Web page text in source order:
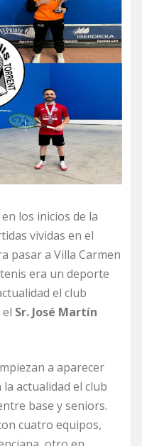
los inicios de la
vividas en el
pasar a Villa Carmen
era un deporte
el club
Sr. José Martín
a aparecer
actualidad el club
base y seniors.
cuatro equipos,